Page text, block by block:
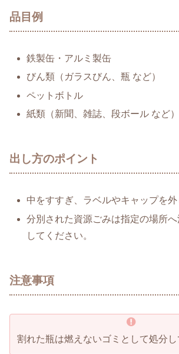
品目例
鉄製缶・アルミ製缶
びん類（ガラスびん、瓶 など）
ペットボトル
紙類（新聞、雑誌、段ボール など）
出し方のポイント
中をすすぎ、ラベルやキャップを外
分別された資源ごみは指定の場所
してください。
注意事項
割れた瓶は燃えないゴミとして処分し